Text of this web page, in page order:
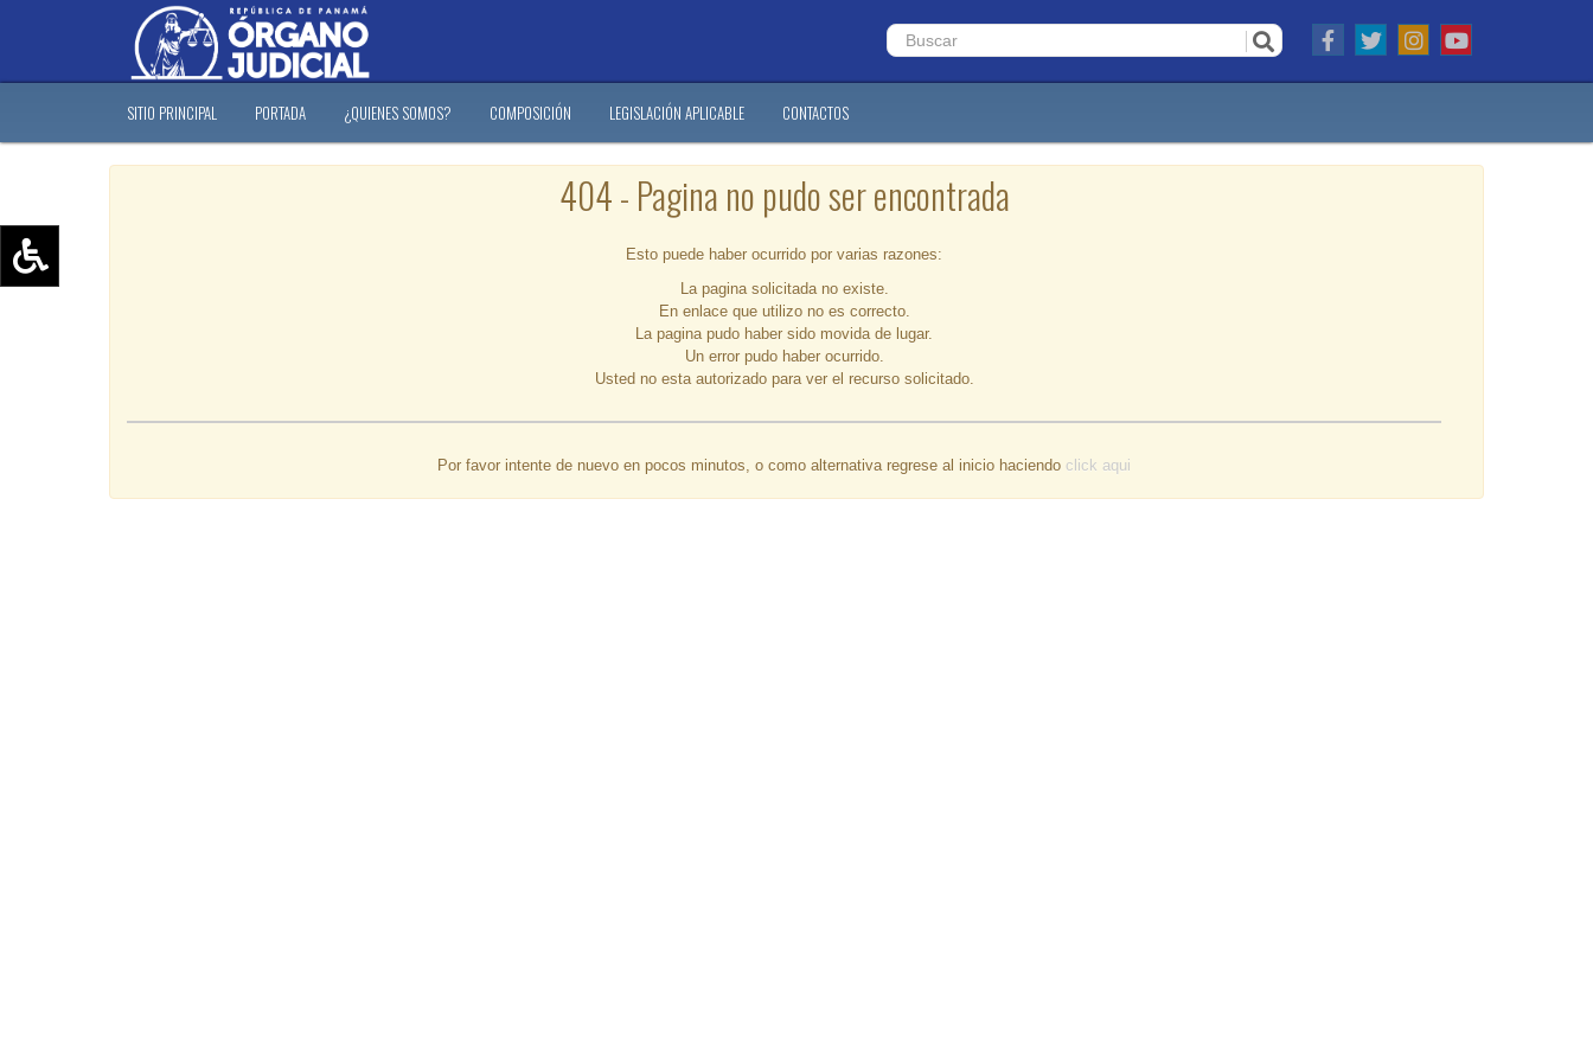
Aumentar texto (+)
Escala de grises
SITIO PRINCIPAL PORTADA ¿QUIENES SOMOS? COMPOSICIÓN LEGISLACIÓN APLICABLE CONTACTOS
404 - Pagina no pudo ser encontrada
Esto puede haber ocurrido por varias razones:
La pagina solicitada no existe.
En enlace que utilizo no es correcto.
La pagina pudo haber sido movida de lugar.
Un error pudo haber ocurrido.
Usted no esta autorizado para ver el recurso solicitado.
Por favor intente de nuevo en pocos minutos, o como alternativa regrese al inicio haciendo click aqui